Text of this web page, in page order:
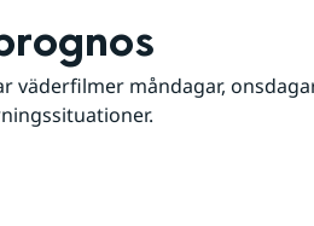
väderfilmer måndagar,